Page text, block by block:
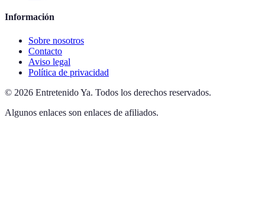
Información
Sobre nosotros
Contacto
Aviso legal
Política de privacidad
© 2026 Entretenido Ya. Todos los derechos reservados.
Algunos enlaces son enlaces de afiliados.